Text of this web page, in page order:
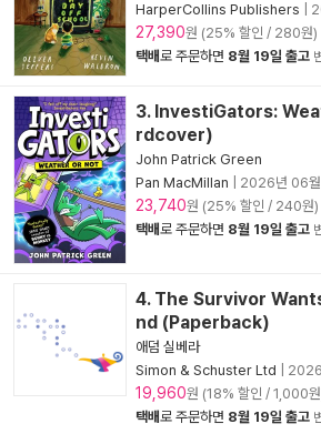
HarperCollins Publishers
27,390원 (25% 할인 / 280원)
택배로 주문하면 8월 19일 출고
3. InvestiGators:
rdcover)
John Patrick Green
Pan MacMillan
2026년 06월
23,740원 (25% 할인 / 240원)
택배로 주문하면 8월 19일 출고
4. The Survivor
nd (Paperback)
애덤 실베라
Simon & Schuster Ltd
19,960원 (18% 할인 / 1,000
택배로 주문하면 8월 19일 출고